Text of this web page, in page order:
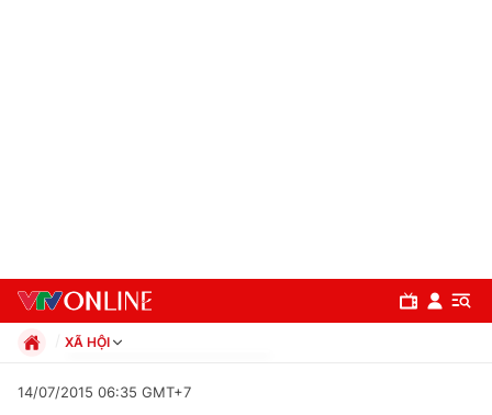
XÃ HỘI
Xã hội
14/07/2015 06:35 GMT+7